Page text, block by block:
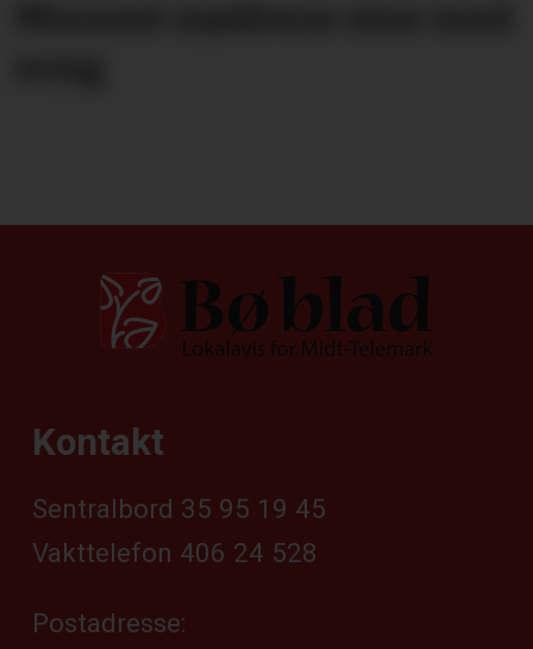
Kontakt
Sentralbord 35 95 19 45
Vakttelefon 406 24 528
Postadresse: